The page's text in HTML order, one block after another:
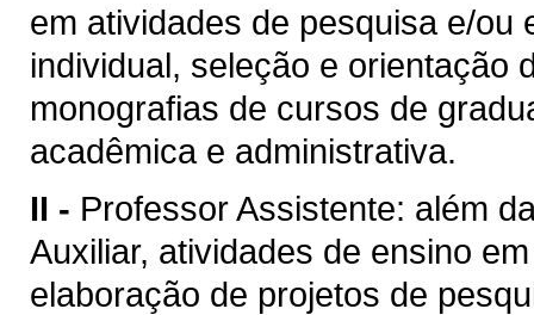
em atividades de pesquisa e/
individual, seleção e orientação
monografias de cursos de
acadêmica e administrativa.
II - Professor Assistente: além
Auxiliar, atividades de ensino
elaboração de projetos de